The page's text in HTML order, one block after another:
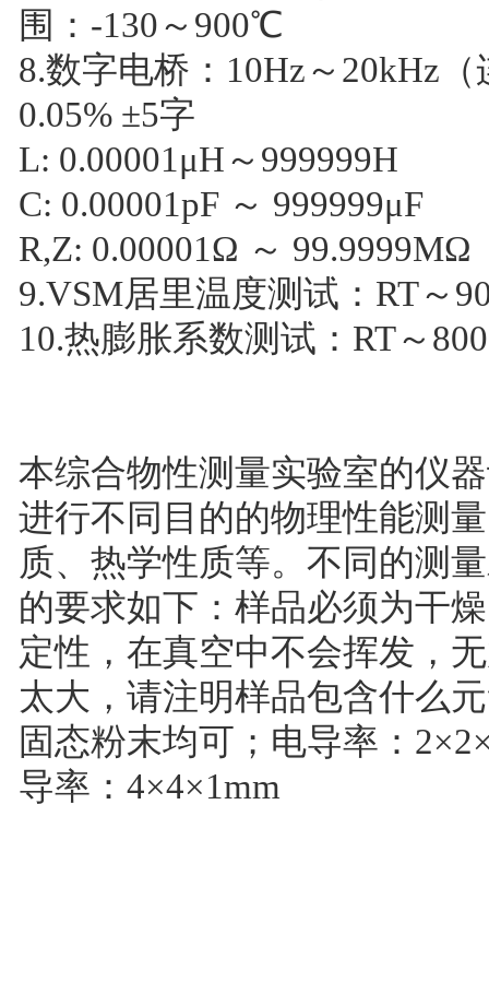
围：-130～900℃
8.数字电桥：10Hz～20kHz
0.05% ±5字
L: 0.00001μH～999999H
C: 0.00001pF ～ 999999μF
R,Z: 0.00001Ω ～ 99.9999MΩ
9.VSM居里温度测试：RT～
10.热膨胀系数测试：RT～
本综合物性测量实验室的仪
进行不同目的的物理性能测
质、热学性质等。不同的测
的要求如下：样品必须为干
定性，在真空中不会挥发，
太大，请注明样品包含什么
固态粉末均可；电导率：
导率：4×4×1mm